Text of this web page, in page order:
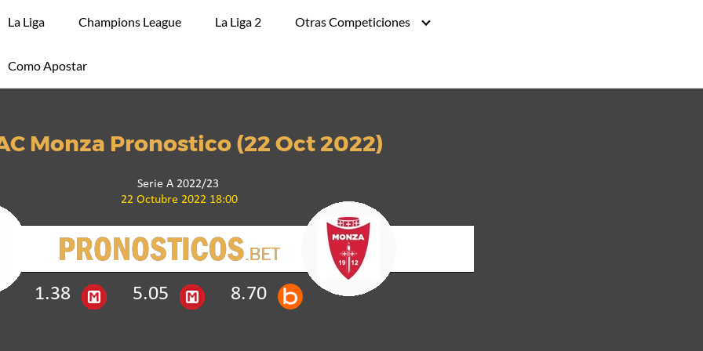
La Liga Champions League La Liga 2 Otras Competiciones
Como Apostar
Monza Pronostico (22 Oct 2022)